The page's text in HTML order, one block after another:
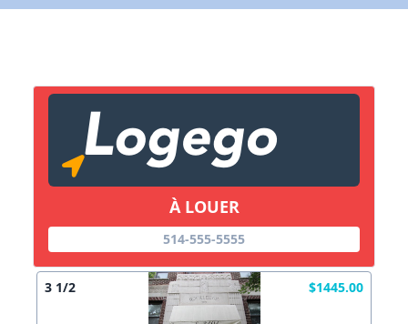
À LOUER
514-555-5555
3 1/2 $1445.00
Lien vers inscription (sera inclus dans courriel)
Copier lien
X Fermer Envoyez
X Fermer